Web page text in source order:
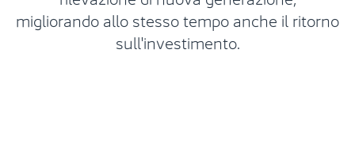
migliorando allo stesso tempo anche il ritorno
sull'investimento.